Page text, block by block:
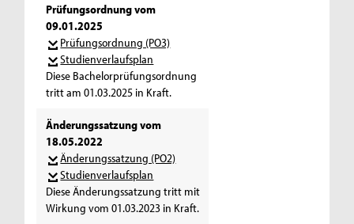
Prüfungsordnung vom
09.01.2025
Prüfungsordnung (PO3)
Studienverlaufsplan
Diese Bachelorprüfungsordnung
tritt am 01.03.2025 in Kraft.
Änderungssatzung vom
18.05.2022
Änderungssatzung (PO2)
Studienverlaufsplan
Diese Änderungssatzung tritt mit
Wirkung vom 01.03.2023 in Kraft.